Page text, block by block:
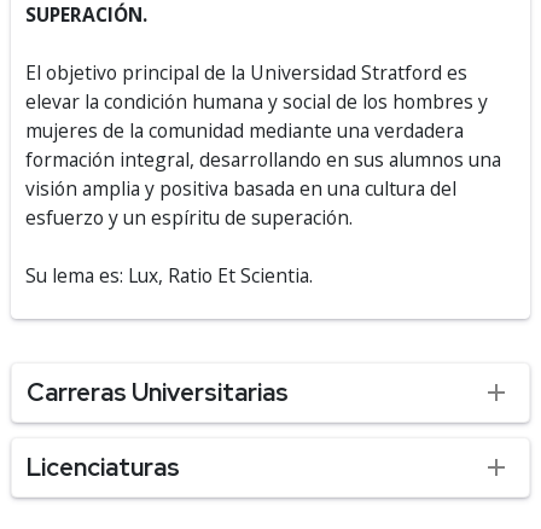
SUPERACIÓN.
El objetivo principal de la Universidad Stratford es
elevar la condición humana y social de los hombres y
mujeres de la comunidad mediante una verdadera
formación integral, desarrollando en sus alumnos una
visión amplia y positiva basada en una cultura del
esfuerzo y un espíritu de superación.
Su lema es: Lux, Ratio Et Scientia.
Carreras Universitarias
Licenciaturas